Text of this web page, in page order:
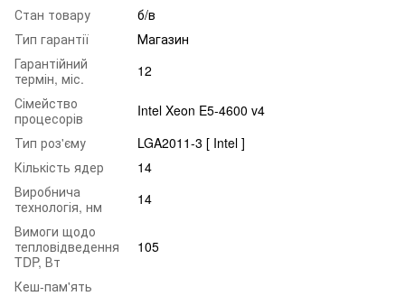
Стан товару
б/в
Тип гарантії
Магазин
Гарантійний
термін, міс.
12
Сімейство
процесорів
Intel Xeon E5-4600 v4
Тип роз'єму
LGA2011-3 [ Intel ]
Кількість ядер
14
Виробнича
технологія, нм
14
Вимоги щодо
тепловідведення
TDP, Вт
105
Кеш-пам'ять